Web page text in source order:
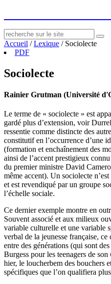
Accueil /Lexique / Sociolecte
PDF
Sociolecte
Rainier Grutman (Université
Le terme de « sociolecte » est
gardé plus d’extension, voir
ressentie comme distincte des
constitutif en l’occurrence d’une
(formation et enchaînement des
ainsi de l’accent prestigieux
du premier ministre David
même accent). Un sociolecte
et est revendiqué par un groupe
l’échelle sociale.
Ce dernier exemple montre en
Souvent associé et aux milieux
variable culturelle et une variable
verbal de la jeunesse française,
entre des générations (qui sont
Burgess pour les teenagers de son
hier, le loucherbem des bouchers
spécifiques que l’on qualifiera